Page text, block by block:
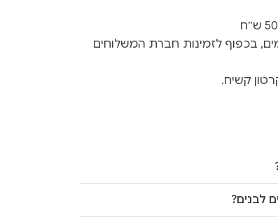
ייצור 3-5 ימים + זמן משלוח 1-3 ימים, בכפוף לזמינות חברת המשלוחים
קשיח.
לבנים?